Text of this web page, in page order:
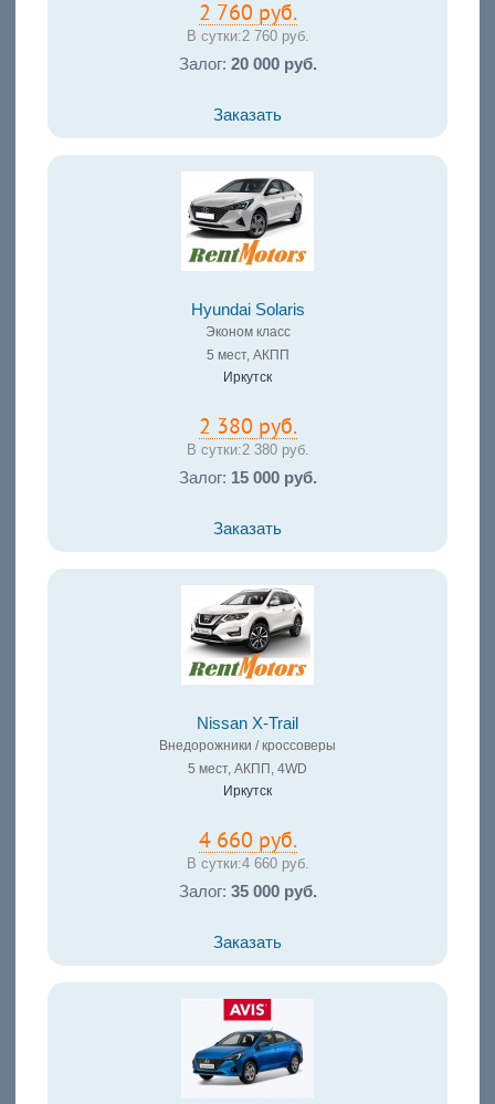
2 760 руб.
В сутки:2 760 руб.
Залог: 20 000 руб.
Заказать
Hyundai Solaris
Эконом класс
5 мест, АКПП
Иркутск
2 380 руб.
В сутки:2 380 руб.
Залог: 15 000 руб.
Заказать
Nissan X-Trail
Внедорожники / кроссоверы
5 мест, АКПП, 4WD
Иркутск
4 660 руб.
В сутки:4 660 руб.
Залог: 35 000 руб.
Заказать